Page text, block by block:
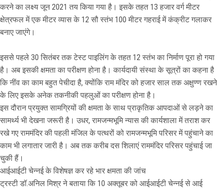
करने का लक्ष्य जून 2021 तय किया गया है। इसके तहत 13 हजार वर्ग मीटर
क्षेत्रफल में एक मीटर व्यास के 12 सौ स्तंभ 100 मीटर गहराई में कंक्रीट गलाकर
बनाए जाएंगे।
इससे पहले 30 सितंबर तक टेस्ट पाइलिंग के तहत 12 स्तंभ का निर्माण पूरा हो गया
है। अब इसकी क्षमता का परीक्षण होना है। कार्यदायी संस्था के सूत्रों का कहना है
कि नींव का काम बहुत पेचीदा है, क्योंकि राम मंदिर को हजार साल तक अक्षुण्ण रखने
के लिए इसके अनेक तकनीकी पहलुओं का परीक्षण होना है।
इस दौरान प्रयुक्त सामग्रियों की क्षमता के साथ प्राकृतिक आपदाओं से लड़ने का
सामर्थ्य भी देखना जरूरी है। उधर, रामजन्मभूमि न्यास की कार्यशाला में तराश कर
रखे गए राममंदिर की पहली मंजिल के पत्थरों को रामजन्मभूमि परिसर में पहुंचाने का
काम भी लगातार जारी है। अब तक करीब दस शिलाएं राममंदिर परिसर पहुंचाई जा
चुकी हैं।
आईआईटी चेन्नई के विशेषज्ञ कर रहे भार क्षमता की जांच
ट्रस्टी डॉ.अनिल मिश्र ने बताया कि 10 अक्तूबर को आईआईटी चेन्नई से आई